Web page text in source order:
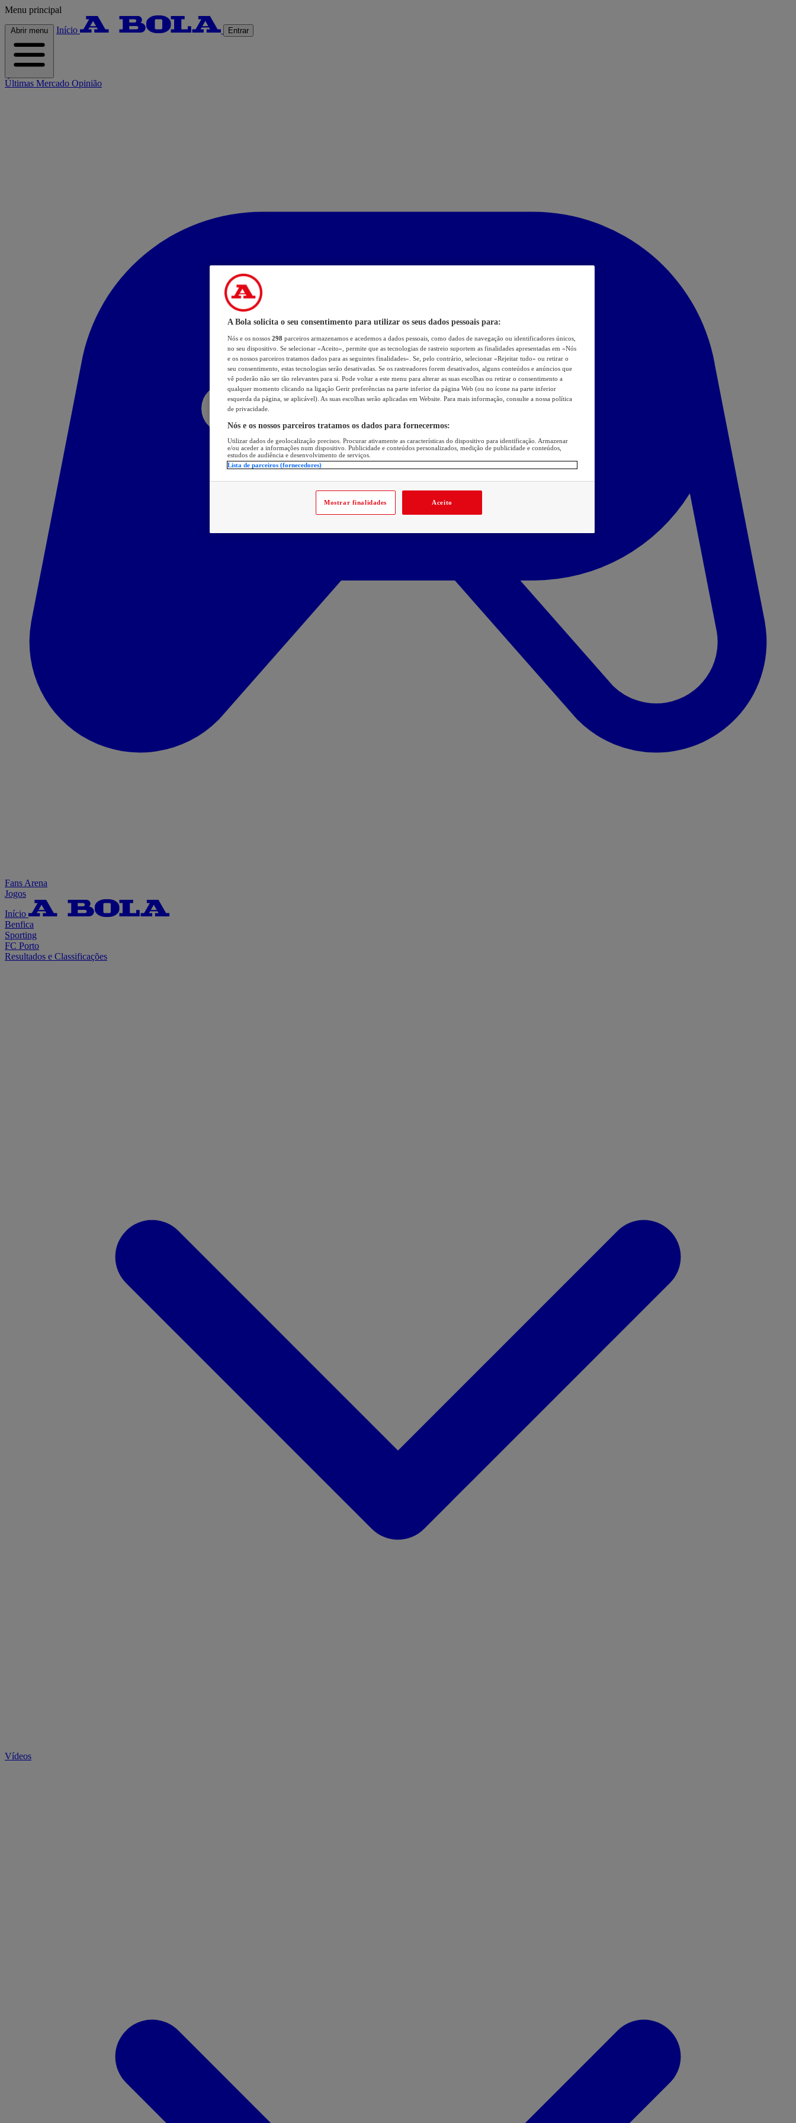
Menu principal
Abrir menu Início Entrar
Últimas Mercado Opinião
Fans Arena
Jogos
Início
Benfica
Sporting
FC Porto
Resultados e Classificações
Vídeos
A Bola solicita o seu consentimento para utilizar os seus dados pessoais para:
Nós e os nossos 298 parceiros armazenamos e acedemos a dados pessoais, como dados de navegação ou identificadores únicos,
no seu dispositivo. Se selecionar «Aceito», permite que as tecnologias de rastreio suportem as finalidades apresentadas em «Nós
e os nossos parceiros tratamos dados para as seguintes finalidades». Se, pelo contrário, selecionar «Rejeitar tudo» ou retirar o
seu consentimento, estas tecnologias serão desativadas. Se os rastreadores forem desativados, alguns conteúdos e anúncios que
vê poderão não ser tão relevantes para si. Pode voltar a este menu para alterar as suas escolhas ou retirar o consentimento a
qualquer momento clicando na ligação Gerir preferências na parte inferior da página Web (ou no ícone na parte inferior
esquerda da página, se aplicável). As suas escolhas serão aplicadas em Website. Para mais informação, consulte a nossa política
de privacidade.
Nós e os nossos parceiros tratamos os dados para fornecermos:
Utilizar dados de geolocalização precisos. Procurar ativamente as características do dispositivo para identificação. Armazenar
e/ou aceder a informações num dispositivo. Publicidade e conteúdos personalizados, medição de publicidade e conteúdos,
estudos de audiência e desenvolvimento de serviços.
Lista de parceiros (fornecedores)
Mostrar finalidades Aceito